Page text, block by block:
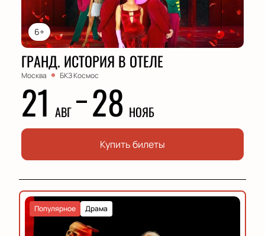
6+
ГРАНД. ИСТОРИЯ В ОТЕЛЕ
Москва БКЗ Космос
21 АВГ 28 НОЯБ
Купить билеты
Драма
Популярное